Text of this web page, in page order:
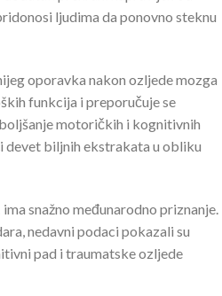
ljudima da ponovno steknu
oporavka nakon ozljede mozga
funkcija i preporučuje se
motoričkih i kognitivnih
devet biljnih ekstrakata u obliku
ima snažno međunarodno priznanje.
nedavni podaci pokazali su
pad i traumatske ozljede